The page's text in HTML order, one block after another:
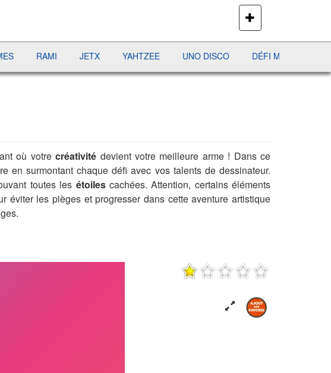
PLUS
DE
JEUX
RAMI JETX YAHTZEE UNO DISCO DÉFI MAHJONG
où votrecréativité devient votre meilleure arme ! Dans ce
en surmontant chaque défi avec vos talents de dessinateur.
toutes les étoilescachées. Attention, certains éléments
éviter les pièges et progresser dans cette aventure artistique